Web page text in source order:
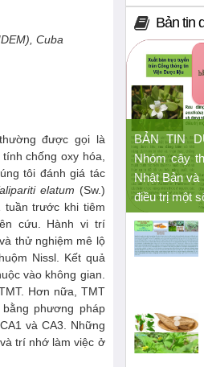
Cuba
được gọi là
chống oxy hóa,
tôi đánh giá tác
elatum (Sw.)
tuần trước khi tiêm
cứu. Hành vi trí
thử nghiệm mê lộ
Nissl. Kết quả
vào không gian.
Hơn nữa, TMT
phương pháp
và CA3. Những
trí nhớ làm việc ở
Bản tin
BẢN TIN
Nhóm cây
Nhật Bản
điều trị một